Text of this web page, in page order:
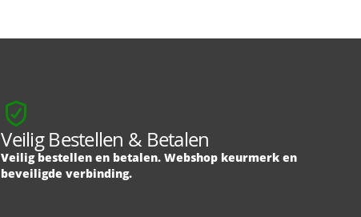
Veilig Bestellen & Betalen
Veilig bestellen en betalen. Webshop keurmerk en
beveiligde verbinding.